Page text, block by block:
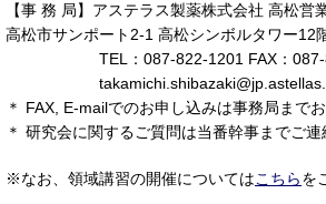
【事 務 局】アステラス製薬株式会社 高松営
高松市サンポート2-1 高松シンボルタワー12
TEL：087-822-1201 FAX：087-
＊ FAX, E-mailでのお申し込みは事務局までお
＊ 研究会に関するご質問は当番幹事までご連
※なお、領域講習の開催についてはこちらを